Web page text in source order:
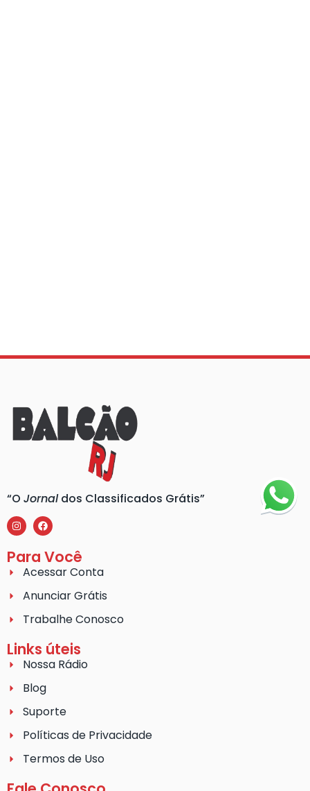
“O Jornaldos Classificados Grátis”
Para Você
Acessar Conta
Anunciar Grátis
Trabalhe Conosco
Links úteis
Nossa Rádio
Blog
Suporte
Políticas de Privacidade
Termos de Uso